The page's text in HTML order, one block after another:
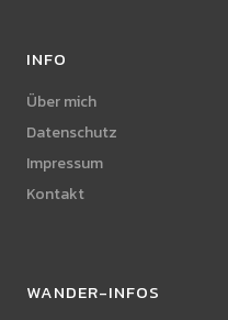
INFO
Über mich
Datenschutz
Impressum
Kontakt
WANDER-INFOS